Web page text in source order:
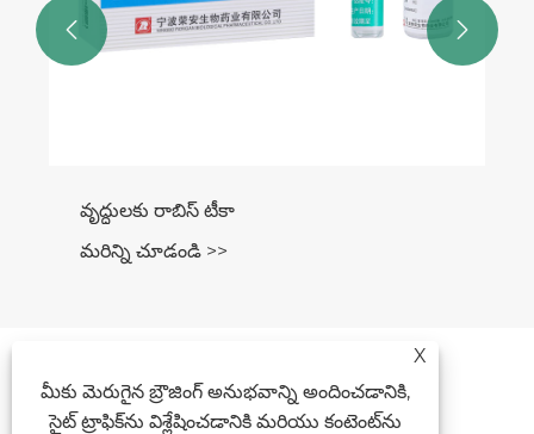
 
X
మీకు మెరుగైన బ్రౌజింగ్ అనుభవాన్ని అందించడానికి,
సైట్ ట్రాఫిక్‌ను విశ్లేషించడానికి మరియు కంటెంట్‌ను